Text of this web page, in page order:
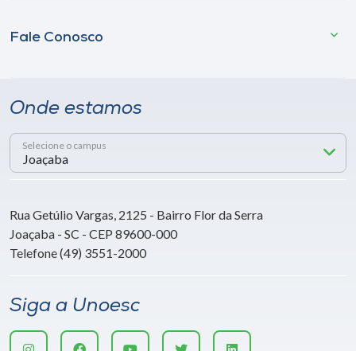
Fale Conosco
Onde estamos
Selecione o campus
Rua Getúlio Vargas, 2125 - Bairro Flor da Serra
Joaçaba - SC - CEP 89600-000
Telefone (49) 3551-2000
Siga a Unoesc